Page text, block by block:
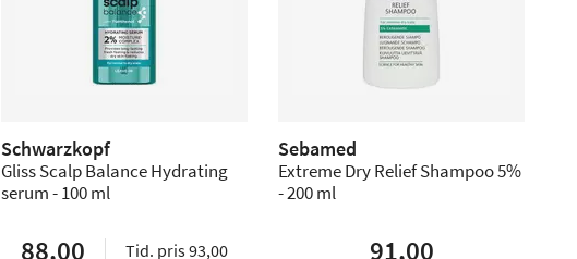
Schwarzkopf
Gliss Scalp Balance Hydrating
serum - 100 ml
88,00 Tid. pris 93,00
Sebamed
Extreme Dry Relief Shampoo 5%
- 200 ml
91,00